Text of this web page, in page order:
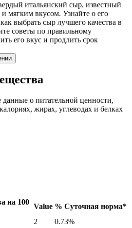
итальянский сыр, известный
и мягким вкусом. Узнайте о его
выбрать сыр лучшего качества в
советы по правильному
его вкус и продлить срок
о питательной ценности,
жирах, углеводах и белках
на 100
Value % Суточная норма*
2
0.73%